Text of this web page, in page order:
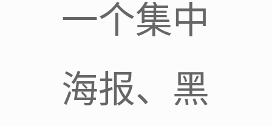
一个集中
海报、黑